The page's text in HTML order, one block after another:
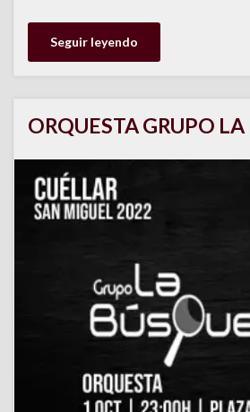
Seguir leyendo
ORQUESTA GRUPO